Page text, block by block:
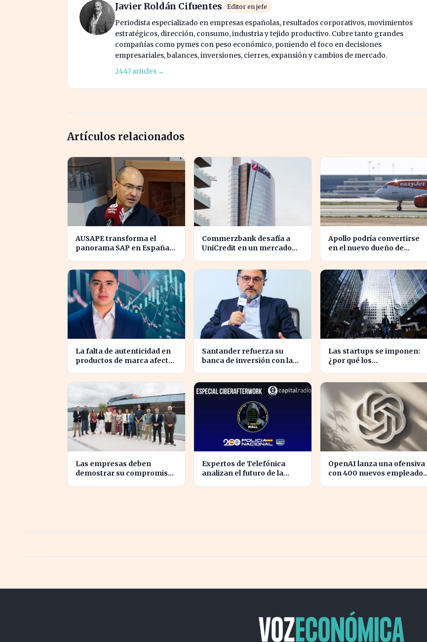
Javier Roldán Cifuentes Editor en jefe
Periodista especializado en empresas españolas, resultados corporativos, movimientos
estratégicos, dirección, consumo, industria y tejido productivo. Cubre tanto grandes
compañías como pymes con peso económico, poniendo el foco en decisiones
empresariales, balances, inversiones, cierres, expansión y cambios de mercado.
2447 articles →
Artículos relacionados
AUSAPE transforma el
panorama SAP en España
Commerzbank desafía a
UniCredit en un mercado
Apollo podría convertirse
en el nuevo dueño de
La falta de autenticidad en
productos de marca afecta
Santander refuerza su
banca de inversión con la
Las startups se imponen:
¿por qué los
rezagados?
Las empresas deben
demostrar su compromiso
Expertos de Telefónica
analizan el futuro de la
OpenAI lanza una ofensiva
con 400 nuevos empleados